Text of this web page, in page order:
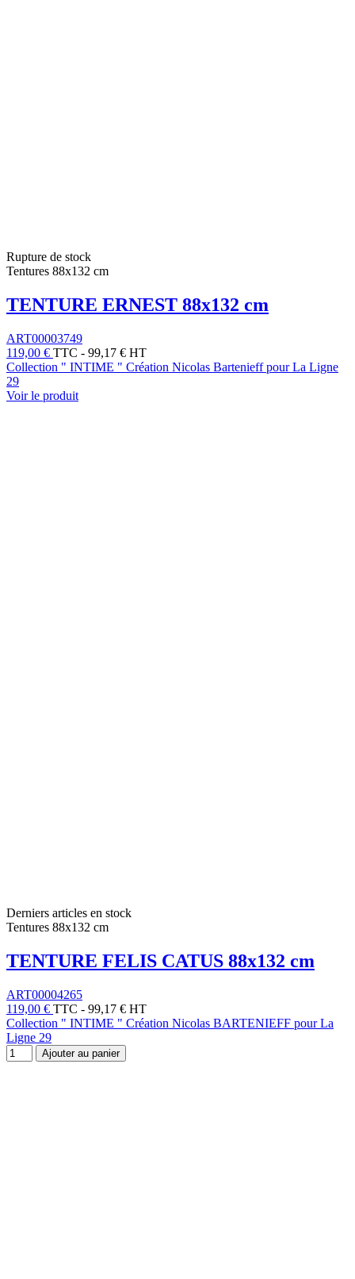
Rupture de stock
Tentures 88x132 cm
TENTURE ERNEST 88x132 cm
ART00003749
119,00 € TTC - 99,17 € HT
Collection " INTIME " Création Nicolas Bartenieff pour La Ligne
29
Voir le produit
Derniers articles en stock
Tentures 88x132 cm
TENTURE FELIS CATUS 88x132 cm
ART00004265
119,00 € TTC - 99,17 € HT
Collection " INTIME " Création Nicolas BARTENIEFF pour La
Ligne 29
Ajouter au panier